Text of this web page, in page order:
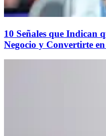
10 Señales que Indican
Negocio y Convertirte